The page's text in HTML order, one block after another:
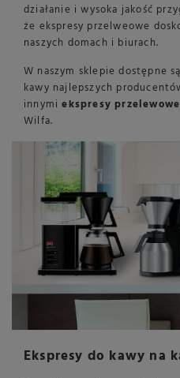
działanie i wysoka jakość
że ekspresy przelweowe
naszych domach i biurach.
W naszym sklepie dostępne
kawy najlepszych
innymiekspresy
Wilfa.
Ekspresy do kawy na